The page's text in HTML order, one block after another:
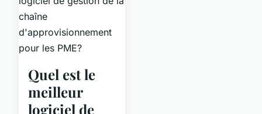
Quel est le
meilleur
logiciel de